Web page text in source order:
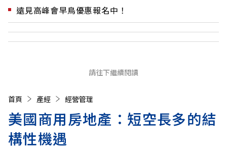
遠見高峰會早鳥優惠報名中！
請往下繼續閱讀
首頁 產經 經營管理
美國商用房地產：短空長多的結
構性機遇